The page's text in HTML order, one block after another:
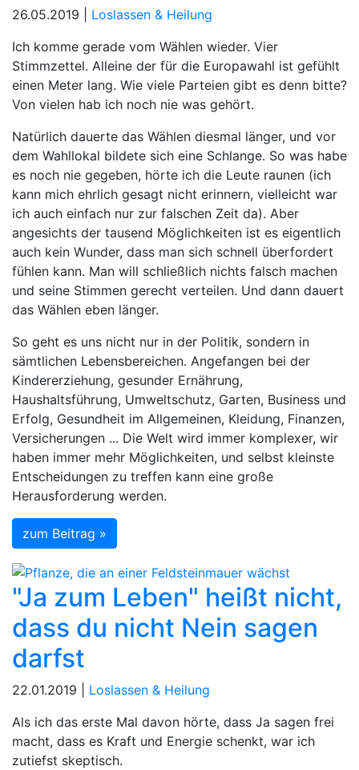
26.05.2019 | Loslassen & Heilung
Ich komme gerade vom Wählen wieder. Vier
Stimmzettel. Alleine der für die Europawahl ist gefühlt
einen Meter lang. Wie viele Parteien gibt es denn bitte?
Von vielen hab ich noch nie was gehört.
Natürlich dauerte das Wählen diesmal länger, und vor
dem Wahllokal bildete sich eine Schlange. So was habe
es noch nie gegeben, hörte ich die Leute raunen (ich
kann mich ehrlich gesagt nicht erinnern, vielleicht war
ich auch einfach nur zur falschen Zeit da). Aber
angesichts der tausend Möglichkeiten ist es eigentlich
auch kein Wunder, dass man sich schnell überfordert
fühlen kann. Man will schließlich nichts falsch machen
und seine Stimmen gerecht verteilen. Und dann dauert
das Wählen eben länger.
So geht es uns nicht nur in der Politik, sondern in
sämtlichen Lebensbereichen. Angefangen bei der
Kindererziehung, gesunder Ernährung,
Haushaltsführung, Umweltschutz, Garten, Business und
Erfolg, Gesundheit im Allgemeinen, Kleidung, Finanzen,
Versicherungen ... Die Welt wird immer komplexer, wir
haben immer mehr Möglichkeiten, und selbst kleinste
Entscheidungen zu treffen kann eine große
Herausforderung werden.
zum Beitrag »
"Ja zum Leben" heißt nicht,
dass du nicht Nein sagen
darfst
22.01.2019 | Loslassen & Heilung
Als ich das erste Mal davon hörte, dass Ja sagen frei
macht, dass es Kraft und Energie schenkt, war ich
zutiefst skeptisch.